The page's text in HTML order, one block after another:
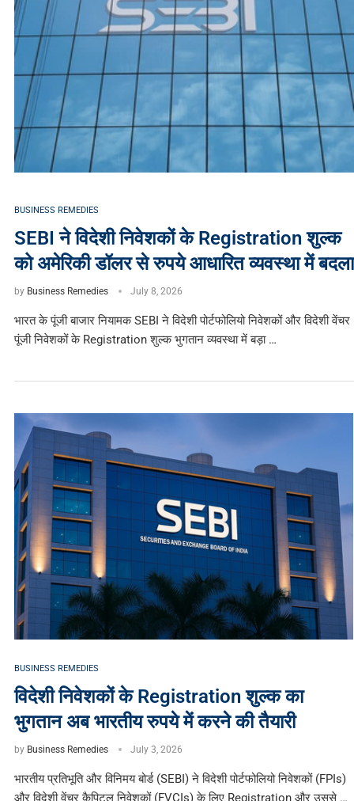
BUSINESS REMEDIES
SEBI ने विदेशी निवेशकों के Registration शुल्क
को अमेरिकी डॉलर से रुपये आधारित व्यवस्था में बदला
by Business Remedies July 8, 2026
भारत के पूंजी बाजार नियामक SEBI ने विदेशी पोर्टफोलियो निवेशकों और विदेशी वेंचर
पूंजी निवेशकों के Registration शुल्क भुगतान व्यवस्था में बड़ा …
BUSINESS REMEDIES
विदेशी निवेशकों के Registration शुल्क का
भुगतान अब भारतीय रुपये में करने की तैयारी
by Business Remedies July 3, 2026
भारतीय प्रतिभूति और विनिमय बोर्ड (SEBI) ने विदेशी पोर्टफोलियो निवेशकों (FPIs)
और विदेशी वेंचर कैपिटल निवेशकों (FVCIs) के लिए Registration और उससे …